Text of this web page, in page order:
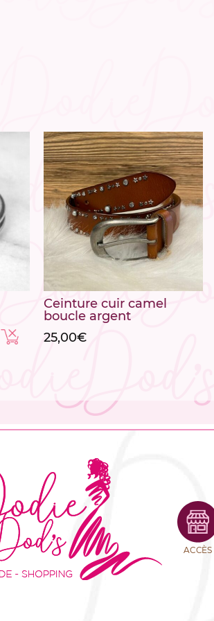
Ceinture cuir camel
boucle argent
25,00€
ACCÈS